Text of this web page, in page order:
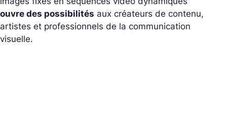
ouvre des possibilités aux créateurs de contenu,
artistes et professionnels de la communication
visuelle.